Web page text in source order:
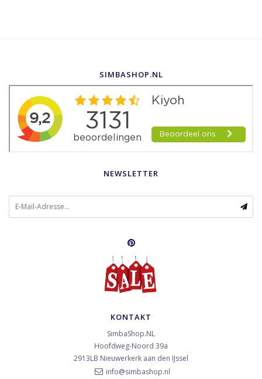
SIMBASHOP.NL
NEWSLETTER
KONTAKT
SimbaShop.NL
Hoofdweg-Noord 39a
2913LB Nieuwerkerk aan den IJssel
info@simbashop.nl